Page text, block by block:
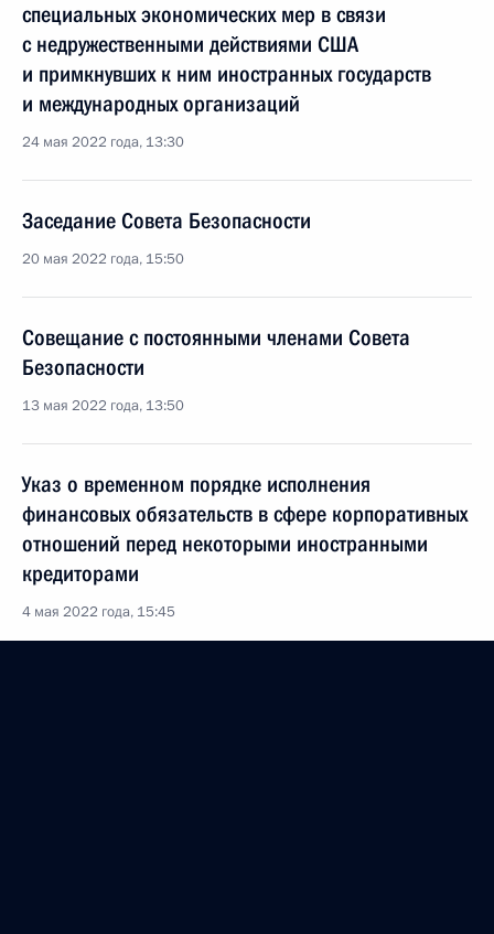
специальных экономических мер в связи
с недружественными действиями США
и примкнувших к ним иностранных государств
и международных организаций
24 мая 2022 года, 13:30
Заседание Совета Безопасности
20 мая 2022 года, 15:50
Совещание с постоянными членами Совета
Безопасности
13 мая 2022 года, 13:50
Указ о временном порядке исполнения
финансовых обязательств в сфере корпоративных
отношений перед некоторыми иностранными
кредиторами
4 мая 2022 года, 15:45